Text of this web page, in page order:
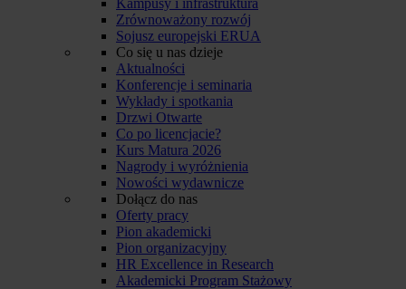
Zrównoważony rozwój
Sojusz europejski ERUA
Co się u nas dzieje
Aktualności
Konferencje i seminaria
Wykłady i spotkania
Drzwi Otwarte
Co po licencjacie?
Kurs Matura 2026
Nagrody i wyróżnienia
Nowości wydawnicze
Dołącz do nas
Oferty pracy
Pion akademicki
Pion organizacyjny
HR Excellence in Research
Akademicki Program Stażowy